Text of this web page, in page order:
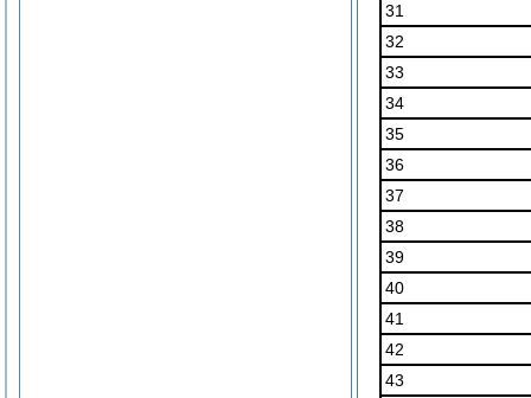
31
32
33
34
35
36
37
38
39
40
41
42
43